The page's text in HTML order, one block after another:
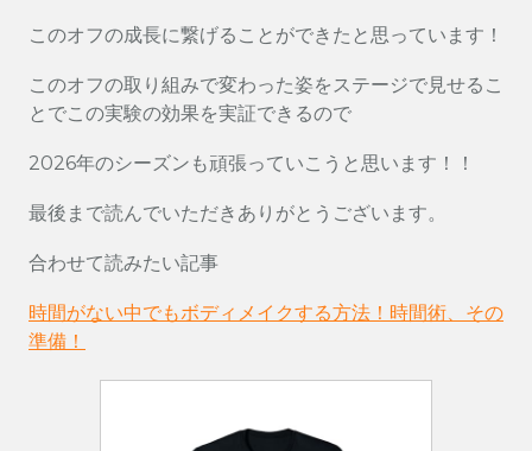
このオフの成長に繋げることができたと思っています！
このオフの取り組みで変わった姿をステージで見せるこ
とでこの実験の効果を実証できるので
2026年のシーズンも頑張っていこうと思います！！
最後まで読んでいただきありがとうございます。
合わせて読みたい記事
時間がない中でもボディメイクする方法！時間術、その
準備！